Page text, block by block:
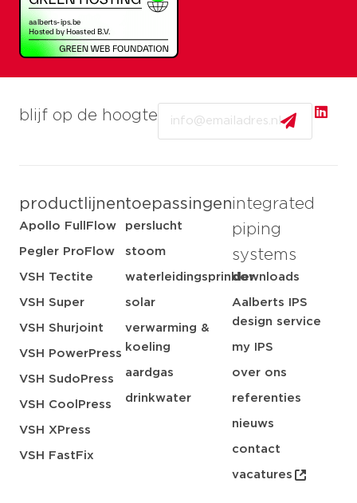
blijf op de hoogte
productlijnen
Apollo FullFlow
Pegler ProFlow
VSH Tectite
VSH Super
VSH Shurjoint
VSH PowerPress
VSH SudoPress
VSH CoolPress
VSH XPress
VSH FastFix
toepassingen
perslucht
stoom
waterleidingsprinkler
solar
verwarming &
koeling
aardgas
drinkwater
integrated
piping
systems
downloads
Aalberts IPS
design service
my IPS
over ons
referenties
nieuws
contact
vacatures